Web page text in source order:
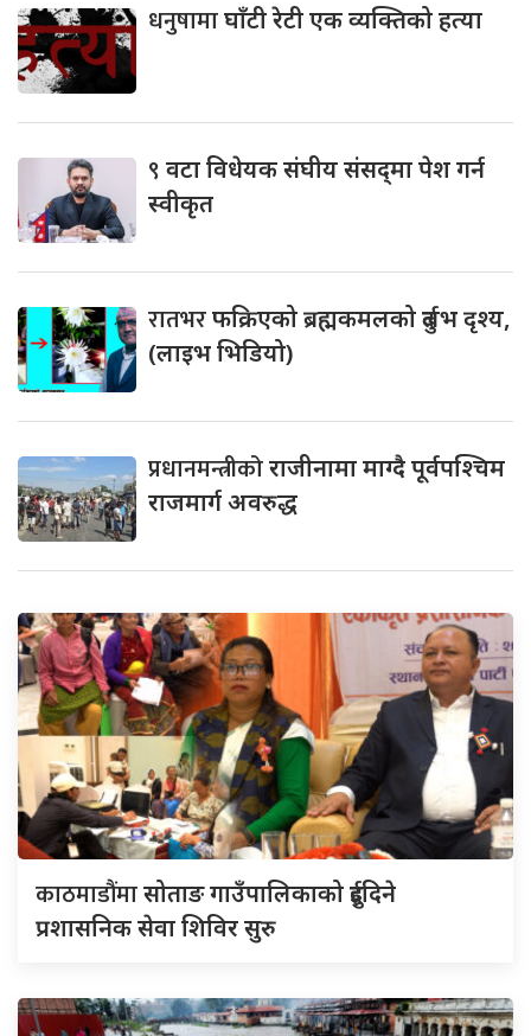
धनुषामाघाँटी रेटी एक व्यक्तिको हत्या
९ वटा विधेयक संघीय संसद्‌मा पेश गर्न
स्वीकृत
रातभरफक्रिएको ब्रह्मकमलको दुर्लभ दृश्य,
(लाइभ भिडियो)
प्रधानमन्त्रीकोराजीनामा माग्दै पूर्वपश्चिम
राजमार्ग अवरुद्ध
काठमाडौंमासोताङ गाउँपालिकाको दुईदिने
प्रशासनिक सेवा शिविर सुरु